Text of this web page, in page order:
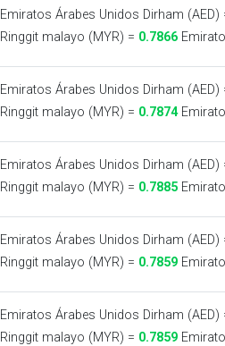
Emiratos Árabes Unidos Dirham (AED)
Ringgit malayo (MYR) = 0.7866
Emiratos Árabes Unidos Dirham (AED)
Ringgit malayo (MYR) = 0.7874
Emiratos Árabes Unidos Dirham (AED)
Ringgit malayo (MYR) = 0.7885
Emiratos Árabes Unidos Dirham (AED)
Ringgit malayo (MYR) = 0.7859
Emiratos Árabes Unidos Dirham (AED)
Ringgit malayo (MYR) = 0.7859